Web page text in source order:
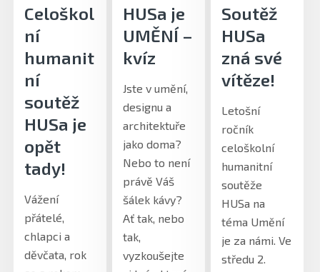
Celoškol
ní
humanit
ní
soutěž
HUSa je
opět
tady!
Vážení
přátelé,
chlapci a
děvčata, rok
HUSa je
UMĚNÍ –
kvíz
Jste v umění,
designu a
architektuře
jako doma?
Nebo to není
právě Váš
šálek kávy?
Ať tak, nebo
tak,
vyzkoušejte
Soutěž
HUSa
zná své
vítěze!
Letošní
ročník
celoškolní
humanitní
soutěže
HUSa na
téma Umění
je za námi. Ve
středu 2.